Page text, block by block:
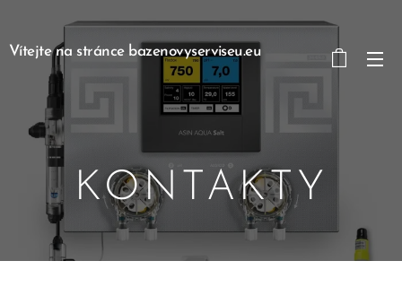
Vítejte na stránce bazenovyserviseu.eu
KONTAKTY